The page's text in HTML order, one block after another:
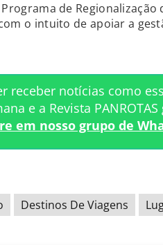
de
o intuito de apoiar a
receber notícias como
e a Revista
em nosso grupo de
Destinos De Viagens